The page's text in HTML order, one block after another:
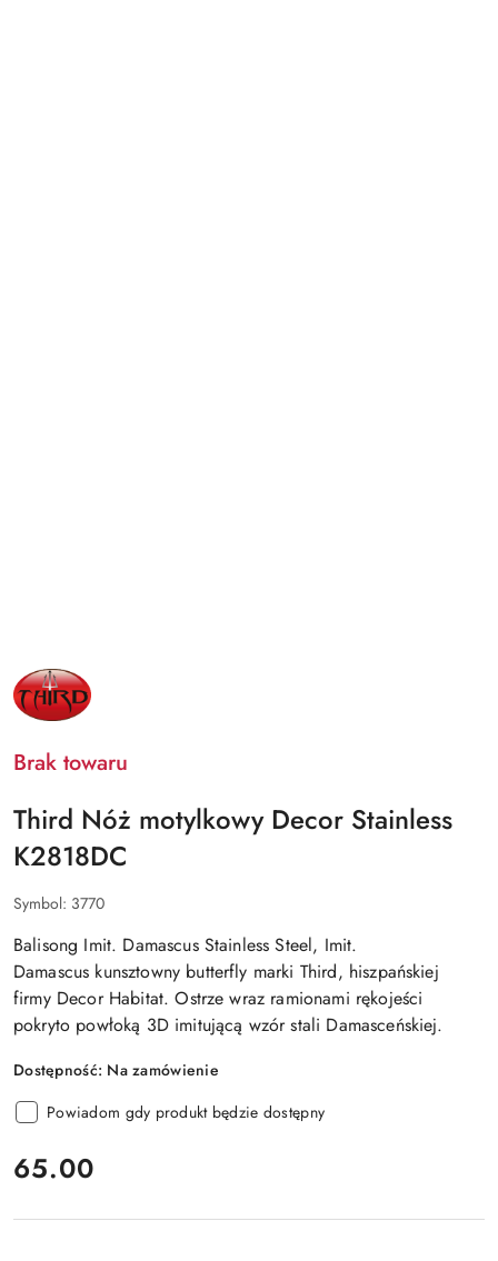
NAZWA
PRODUCENTA:
THIRD
Brak towaru
Third Nóż motylkowy Decor Stainless
K2818DC
Symbol: 3770
Balisong Imit. Damascus Stainless Steel, Imit.
Damascus kunsztowny butterfly marki Third, hiszpańskiej
firmy Decor Habitat. Ostrze wraz ramionami rękojeści
pokryto powłoką 3D imitującą wzór stali Damasceńskiej.
Dostępność: Na zamówienie
Powiadom gdy produkt będzie dostępny
cena:
65.00